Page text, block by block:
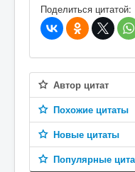
В избранное
Поделиться цитатой:
Автор цитат
Похожие цитаты
Новые цитаты
Популярные